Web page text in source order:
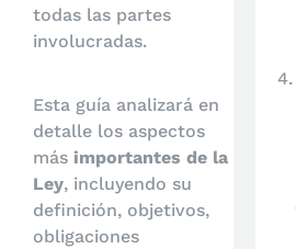
todas las partes
involucradas.
Esta guía analizará en
detalle los aspectos
más importantes de la
Ley, incluyendo su
definición, objetivos,
obligaciones